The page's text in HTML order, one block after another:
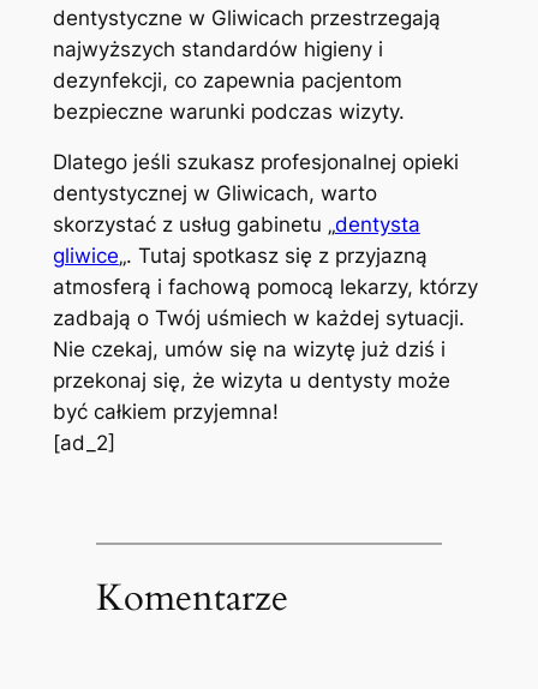
dentystyczne w Gliwicach przestrzegają
najwyższych standardów higieny i
dezynfekcji, co zapewnia pacjentom
bezpieczne warunki podczas wizyty.
Dlatego jeśli szukasz profesjonalnej opieki
dentystycznej w Gliwicach, warto
skorzystać z usług gabinetu „dentysta
gliwice„. Tutaj spotkasz się z przyjazną
atmosferą i fachową pomocą lekarzy, którzy
zadbają o Twój uśmiech w każdej sytuacji.
Nie czekaj, umów się na wizytę już dziś i
przekonaj się, że wizyta u dentysty może
być całkiem przyjemna!
[ad_2]
Komentarze